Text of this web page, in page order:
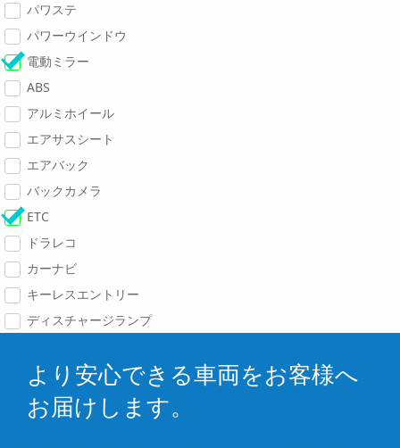
パワステ
パワーウインドウ
電動ミラー
ABS
アルミホイール
エアサスシート
エアバック
バックカメラ
ETC
ドラレコ
カーナビ
キーレスエントリー
ディスチャージランプ
より安心できる車両をお客様へ
お届けします。